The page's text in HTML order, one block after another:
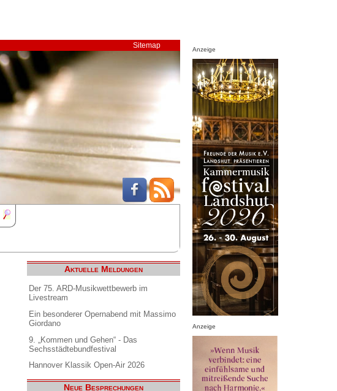
Sitemap
Aktuelle Meldungen
Der 75. ARD-Musikwettbewerb im
Livestream
Ein besonderer Opernabend mit Massimo
Giordano
9. „Kommen und Gehen“ - Das
Sechsstädtebundfestival
Hannover Klassik Open-Air 2026
Neue Besprechungen
Anzeige
Anzeige